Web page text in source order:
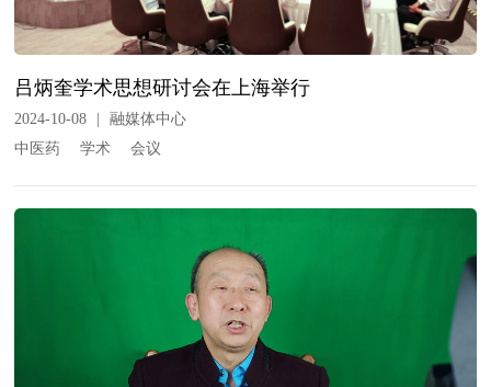
吕炳奎学术思想研讨会在上海举行
2024-10-08 |
融媒体中心
中医药
学术 会议